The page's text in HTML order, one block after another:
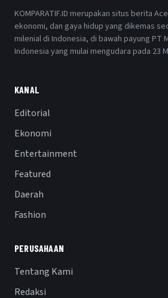
KOMPARATIF.ID merupakan situs berita
ekonomi, dan gaya hidup yang dikemas
milenial di Indonesia, di bawah payung PT
Indonesia yang mulai mengudara pada 23
KANAL
Editorial
Ekonomi
Entertainment
Featured
Daerah
Fashion
PERUSAHAAN
Tentang Kami
Redaksi